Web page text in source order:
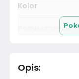
Kolor
Pomieszczenie
Długość cm
Opis: